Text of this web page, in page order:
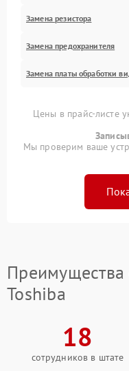
Замена резистора
Замена предохранителя
Замена платы обработки
Цены в прайс-листе
Мы проверим ваше
Преимущества
Toshiba
18
сотрудников в штате